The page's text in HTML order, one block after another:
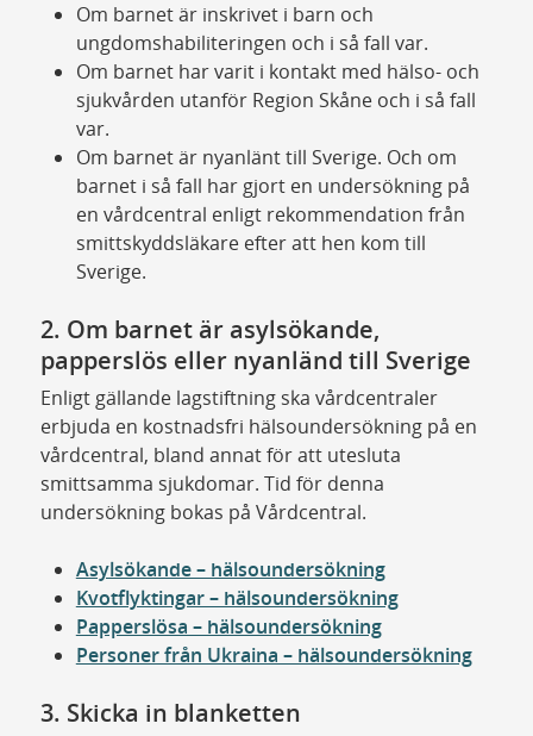
Om barnet är inskrivet i barn och
ungdomshabiliteringen och i så fall var.
Om barnet har varit i kontakt med hälso- och
sjukvården utanför Region Skåne och i så fall
var.
Om barnet är nyanlänt till Sverige. Och om
barnet i så fall har gjort en undersökning på
en vårdcentral enligt rekommendation från
smittskyddsläkare efter att hen kom till
Sverige.
2. Om barnet är asylsökande,
papperslös eller nyanländ till Sverige
Enligt gällande lagstiftning ska vårdcentraler
erbjuda en kostnadsfri hälsoundersökning på en
vårdcentral, bland annat för att utesluta
smittsamma sjukdomar. Tid för denna
undersökning bokas på Vårdcentral.
Asylsökande – hälsoundersökning
Kvotflyktingar – hälsoundersökning
Papperslösa – hälsoundersökning
Personer från Ukraina – hälsoundersökning
3. Skicka in blanketten